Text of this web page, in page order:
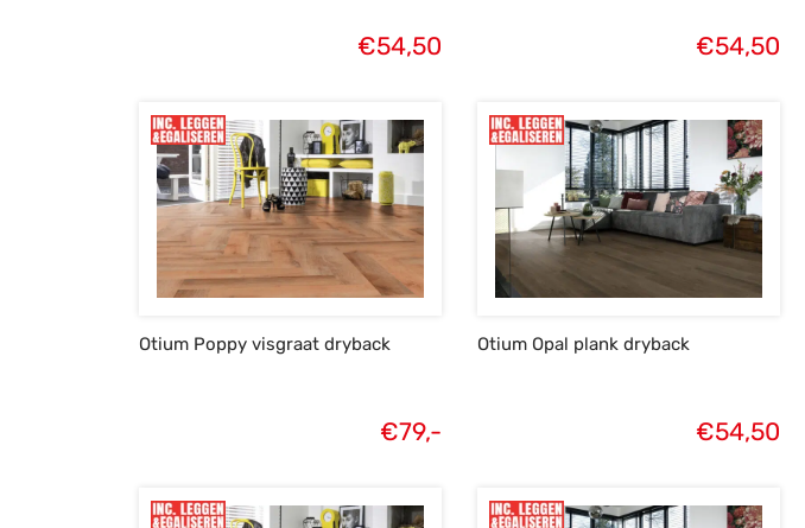
€54,50 €54,50
Otium Poppy visgraat dryback
€79,-
Otium Opal plank dryback
€54,50